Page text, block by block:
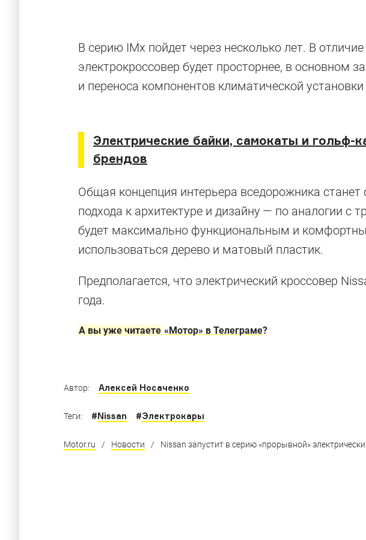
В серию IMx пойдет через несколько лет. В
электрокроссовер будет просторнее, в основном
и переноса компонентов климатической
Электрические байки, самокаты и гольф-
брендов
Общая концепция интерьера вседорожника
подхода к архитектуре и дизайну — по аналогии
будет максимально функциональным и
использоваться дерево и матовый пластик.
Предполагается, что электрический кроссовер
года.
А вы уже читаете «Мотор» в Телеграме?
Электрокары,
действительно
Машины на электротяге с самым большим запасом хода
Автор: Алексей Носаченко
Теги: #Nissan #Электрокары
Motor.ru / Новости / Nissan запустит в серию «прорывной»